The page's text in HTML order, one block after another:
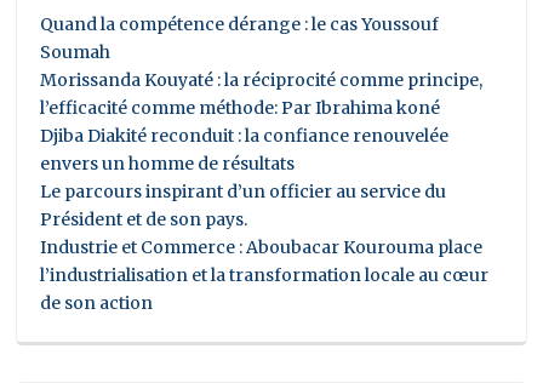
Quand la compétence dérange : le cas Youssouf
Soumah
Morissanda Kouyaté : la réciprocité comme principe,
l’efficacité comme méthode: Par Ibrahima koné
Djiba Diakité reconduit : la confiance renouvelée
envers un homme de résultats
Le parcours inspirant d’un officier au service du
Président et de son pays.
Industrie et Commerce : Aboubacar Kourouma place
l’industrialisation et la transformation locale au cœur
de son action